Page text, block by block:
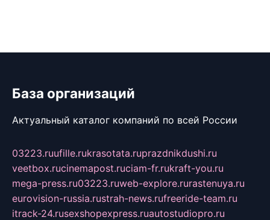
База организаций
Актуальный каталог компаний по всей России
03223.ruufille.rukrasotata.ruprazdnikdushi.ru
veetbox.rucinemapost.ruciam-fr.rukraft-you.ru
mega-press.ru03223.ruweb-explore.rurastenuya.ru
eurovision-russia.rustrah-news.rufreeride-team.ru
itrack-24.rusexshopexpress.ruautostudiopro.ru